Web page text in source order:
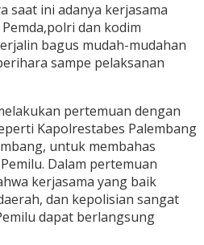
saat ini adanya kerjasama
dan kodim
bagus mudah-mudahan
sampe pelaksanan
pertemuan dengan
Kapolrestabes Palembang
untuk membahas
Dalam pertemuan
kerjasama yang baik
dan kepolisian sangat
dapat berlangsung